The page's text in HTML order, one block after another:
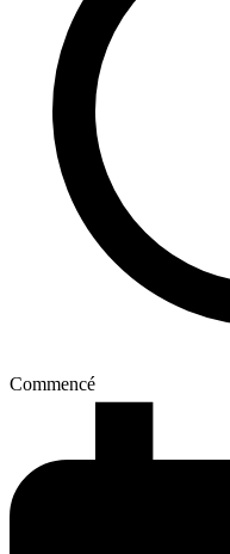
Commencé